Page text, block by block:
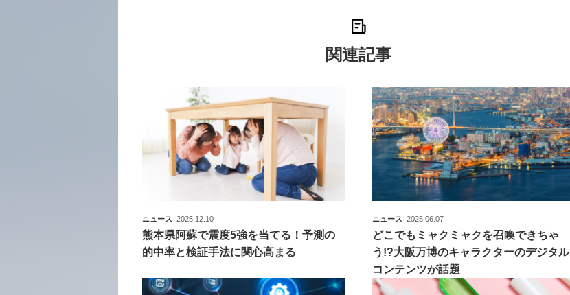
関連記事
ニュース 2025.12.10
熊本県阿蘇で震度5強を当てる！予測の
的中率と検証手法に関心高まる
ニュース 2025.06.07
どこでもミャクミャクを召喚できちゃ
う!?大阪万博のキャラクターのデジタル
コンテンツが話題